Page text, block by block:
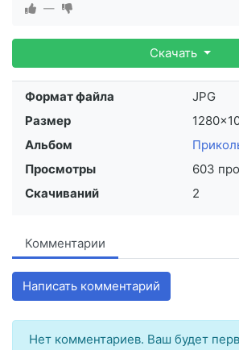
—
Скачать
Формат файла
JPG
Размер
Альбом
Просмотры
603
Скачиваний
2
Комментарии
Написать комментарий
Нет комментариев. Ваш будет